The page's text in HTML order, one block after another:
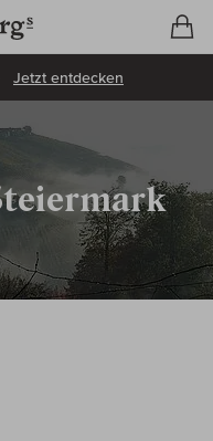
Jetzt entdecken